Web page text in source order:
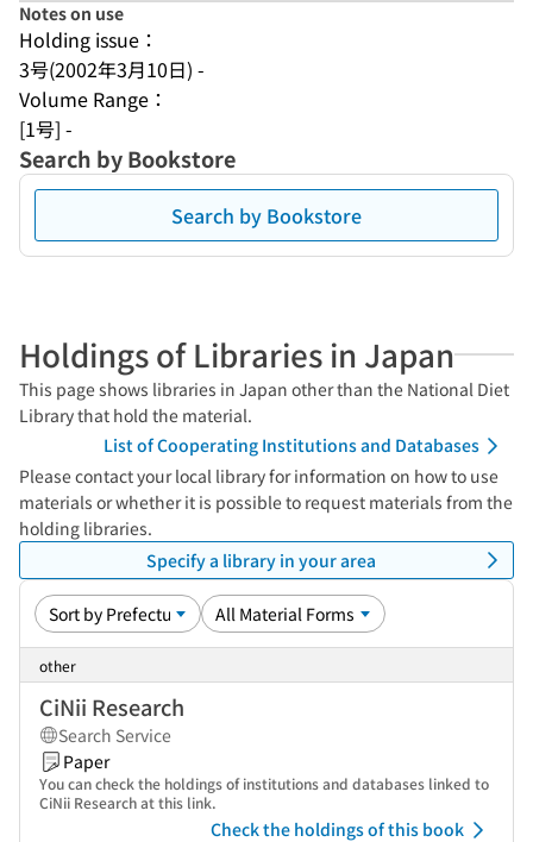
Notes on use
Holding issue：
3号(2002年3月10日) -
Volume Range：
[1号] -
Search by Bookstore
Search by Bookstore
Holdings of Libraries in Japan
This page shows libraries in Japan other than the National Diet
Library that hold the material.
List of Cooperating Institutions and Databases
Please contact your local library for information on how to use
materials or whether it is possible to request materials from the
holding libraries.
Specify a library in your area
other
CiNii Research
Search Service
Paper
You can check the holdings of institutions and databases linked to
CiNii Research at this link.
Check the holdings of this book